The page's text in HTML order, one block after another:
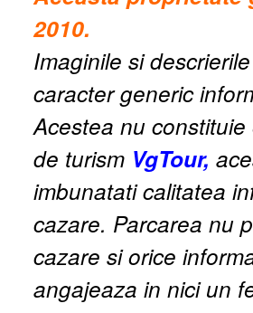
2010.
Imaginile si
caracter generic
Acestea nu
de turism VgTour,
imbunatati calitatea
cazare. Parcarea nu
cazare si orice
angajeaza in nici un